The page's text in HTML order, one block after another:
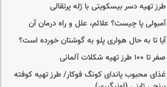
طرز تهیه دسر بیسکویتی با ژله پرتقالی
آمبولی پا چیست؟ علائم، علل و راه درمان آن
آیا تا به حال هواری پلو به گوشتان خورده است؟
صفر تا ۱۰۰ طرز تهیه شکلات آلمانی
غذای محبوب پاندای کونگ فوکار/ طرز تهیه کوفته